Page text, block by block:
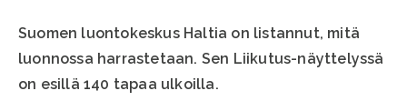
Suomen luontokeskus Haltia on listannut, mitä
luonnossa harrastetaan. Sen Liikutus-näyttelyssä
on esillä 140 tapaa ulkoilla.